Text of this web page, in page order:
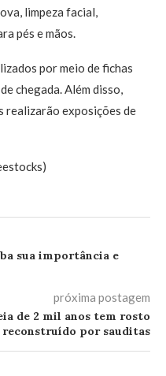
limpeza facial,
pés e mãos.
por meio de fichas
chegada. Além disso,
realizarão exposições de
sua importância e
próxima postagem
de 2 mil anos tem rosto
reconstruído por sauditas